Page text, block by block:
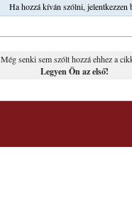
Ha hozzá kíván szólni, jelentkezzen
Még senki sem szólt hozzá ehhez a
Legyen Ön az első!